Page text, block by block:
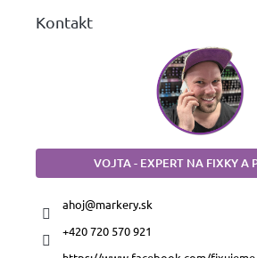
Kontakt
VOJTA - EXPERT NA FIXKY A
ahoj@markery.sk
+420 720 570 921